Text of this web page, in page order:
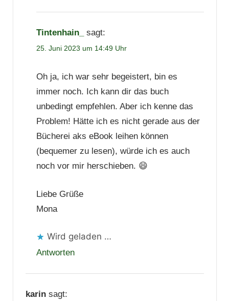
Tintenhain_ sagt:
25. Juni 2023 um 14:49 Uhr
Oh ja, ich war sehr begeistert, bin es
immer noch. Ich kann dir das buch
unbedingt empfehlen. Aber ich kenne das
Problem! Hätte ich es nicht gerade aus der
Bücherei aks eBook leihen können
(bequemer zu lesen), würde ich es auch
noch vor mir herschieben. 😄
Liebe Grüße
Mona
Wird geladen …
Antworten
karin sagt: